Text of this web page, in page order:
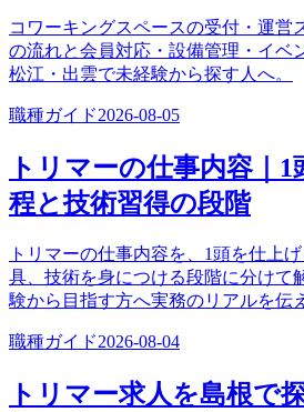
コワーキングスペースの受付・運営
の流れと会員対応・設備管理・イベ
松江・出雲で未経験から探す人へ。
職種ガイド2026-08-05
トリマーの仕事内容｜
程と技術習得の段階
トリマーの仕事内容を、1頭を仕上
具、技術を身につける段階に分けて
験から目指す方へ実務のリアルを伝
職種ガイド2026-08-04
トリマー求人を島根で